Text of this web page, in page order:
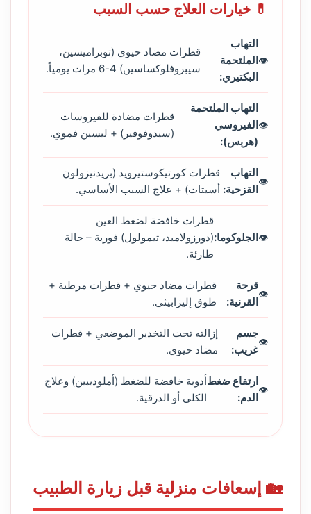
💊 خيارات العلاج حسب السبب
التهاب
الملتحمة
البكتيري:
قطرات مضاد حيوي (توبراميسين،
سيبروفلوكساسين) 4-6 مرات يومياً.
التهاب الملتحمة
الفيروسي
(هربس):
قطرات مضادة للفيروسات
(سيدوفوفير) + ليسين فموي.
التهاب
القزحية:
قطرات كورتيكوستيرويد (بريدنيزولون
أسيتات) + علاج السبب الأساسي.
الجلوكوما:
قطرات خافضة لضغط العين
(دورزولاميد، تيمولول) فورية – حالة
طارئة.
قرحة
القرنية:
قطرات مضاد حيوي + قطرات مرطبة +
طوق إليزابيثي.
جسم
غريب:
إزالته تحت التخدير الموضعي + قطرات
مضاد حيوي.
ارتفاع ضغط
الدم:
أدوية خافضة للضغط (أملوديبين) وعلاج
الكلى أو الدرقية.
🏡 إسعافات منزلية قبل زيارة الطبيب